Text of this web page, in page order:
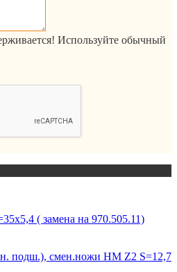
Используйте обычный
( замена на 970.505.11)
подш.), смен.ножи HM Z2 S=12,7